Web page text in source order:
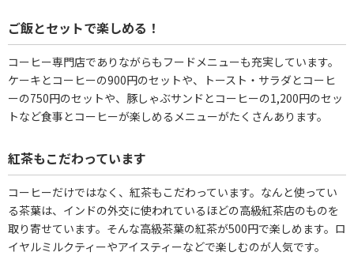
ご飯とセットで楽しめる！
コーヒー専門店でありながらもフードメニューも充実しています。
ケーキとコーヒーの900円のセットや、トースト・サラダとコーヒ
ーの750円のセットや、豚しゃぶサンドとコーヒーの1,200円のセッ
トなど食事とコーヒーが楽しめるメニューがたくさんあります。
紅茶もこだわっています
コーヒーだけではなく、紅茶もこだわっています。なんと使ってい
る茶葉は、インドの外交に使われているほどの高級紅茶店のものを
取り寄せています。そんな高級茶葉の紅茶が500円で楽しめます。ロ
イヤルミルクティーやアイスティーなどで楽しむのが人気です。